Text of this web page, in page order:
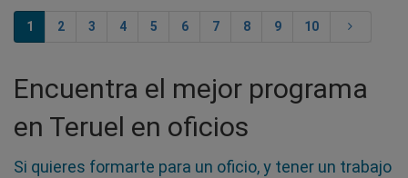
1 2 3 4 5 6 7 8 9 10
Encuentra el mejor programa
en Teruel en oficios
Si quieres formarte para un oficio, y tener un trabajo